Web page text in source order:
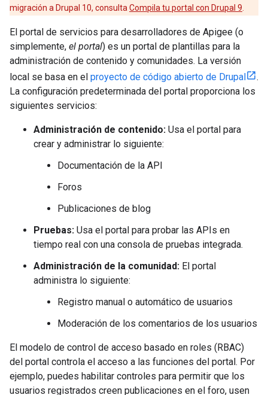
migración a Drupal 10, consulta Compila tu portal con Drupal 9
El portal de servicios para desarrolladores de Apigee (o
simplemente, el portal) es un portal de plantillas para la
administración de contenido y comunidades. La versión
local se basa en el proyecto de código abierto de Drupal
.
La configuración predeterminada del portal proporciona los
siguientes servicios:
Administración de contenido: Usa el portal para
crear y administrar lo siguiente:
Documentación de la API
Foros
Publicaciones de blog
Pruebas: Usa el portal para probar las APIs en
tiempo real con una consola de pruebas integrada.
Administración de la comunidad: El portal
administra lo siguiente:
Registro manual o automático de usuarios
Moderación de los comentarios de los usuarios
El modelo de control de acceso basado en roles (RBAC)
del portal controla el acceso a las funciones del portal. Por
ejemplo, puedes habilitar controles para permitir que los
usuarios registrados creen publicaciones en el foro, usen